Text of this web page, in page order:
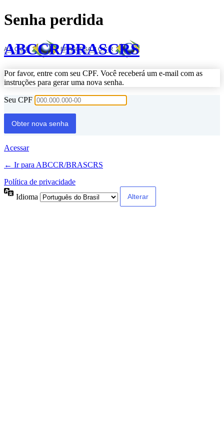
Senha perdida
ABCCR/BRASCRS
Por favor, entre com seu CPF. Você receberá um e-mail com as
instruções para gerar uma nova senha.
Seu CPF
Acessar
← Ir para ABCCR/BRASCRS
Política de privacidade
Idioma